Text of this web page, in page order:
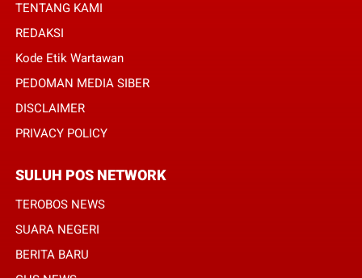
TENTANG KAMI
REDAKSI
Kode Etik Wartawan
PEDOMAN MEDIA SIBER
DISCLAIMER
PRIVACY POLICY
SULUH POS NETWORK
TEROBOS NEWS
SUARA NEGERI
BERITA BARU